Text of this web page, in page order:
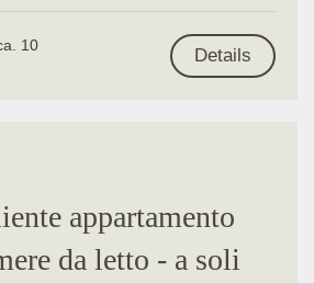
10
Details
appartamento
da letto - a soli